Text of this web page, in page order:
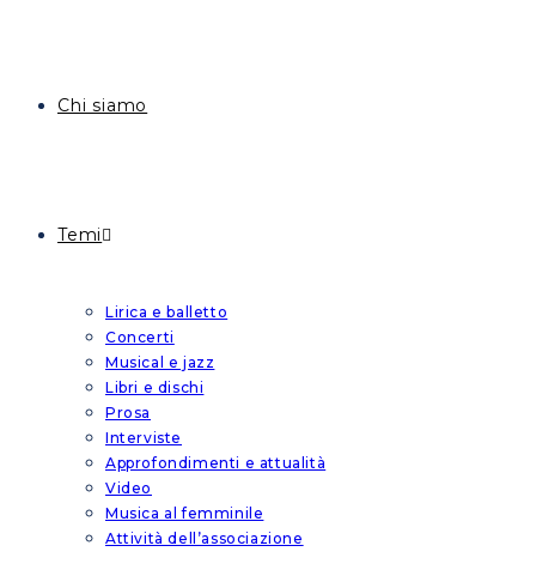
Chi siamo
Temi
Lirica e balletto
Concerti
Musical e jazz
Libri e dischi
Prosa
Interviste
Approfondimenti e attualità
Video
Musica al femminile
Attività dell’associazione